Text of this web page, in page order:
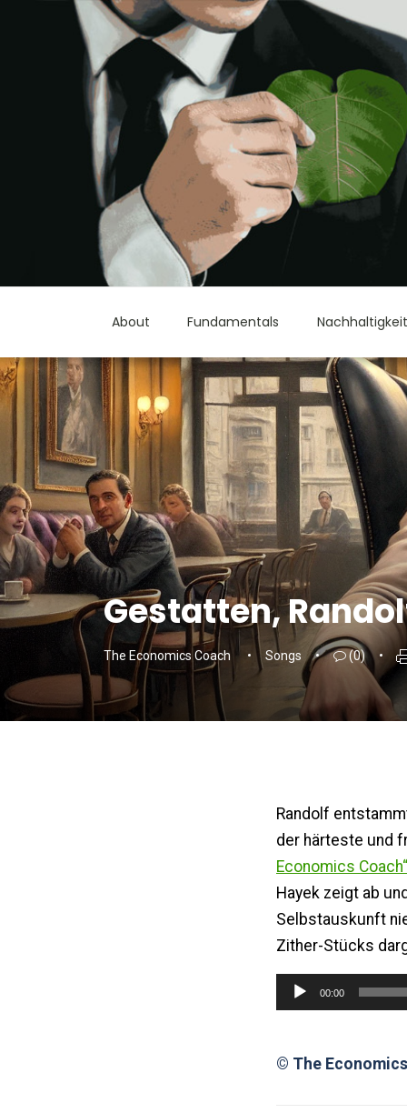
About Fundamentals Nachhaltigkeit
Gestatten,
The Economics Coach Songs (0)
Randolf
der härteste und
Economics Coach“
Hayek zeigt ab
Selbstauskunft
Zither-Stücks
Audio-
Player
00:00
© The